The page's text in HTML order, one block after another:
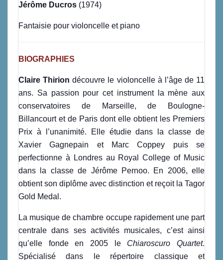
Jérôme Ducros (1974)
Fantaisie pour violoncelle et piano
BIOGRAPHIES
Claire Thirion découvre le violoncelle à l’âge de 11
ans. Sa passion pour cet instrument la mène aux
conservatoires de Marseille, de Boulogne-
Billancourt et de Paris dont elle obtient les Premiers
Prix à l’unanimité. Elle étudie dans la classe de
Xavier Gagnepain et Marc Coppey puis se
perfectionne à Londres au Royal College of Music
dans la classe de Jérôme Pernoo. En 2006, elle
obtient son diplôme avec distinction et reçoit la Tagor
Gold Medal.
La musique de chambre occupe rapidement une part
centrale dans ses activités musicales, c’est ainsi
qu’elle fonde en 2005 le Chiaroscuro Quartet.
Spécialisé dans le répertoire classique et